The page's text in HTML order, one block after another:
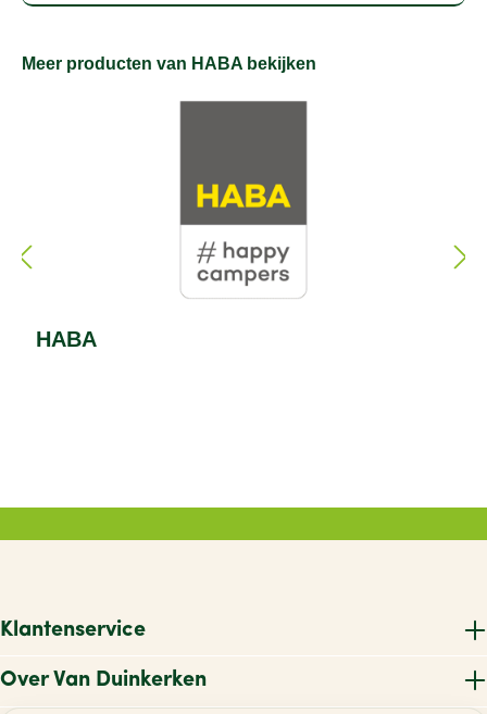
Meer producten van HABA bekijken
HABA
Klantenservice
Over Van Duinkerken